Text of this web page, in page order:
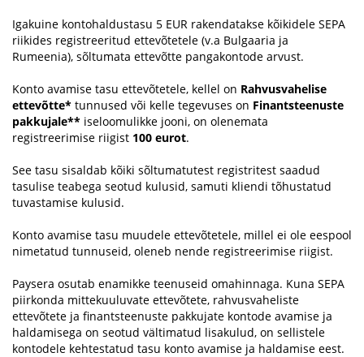
Igakuine kontohaldustasu 5 EUR rakendatakse kõikidele SEPA
riikides registreeritud ettevõtetele (v.a Bulgaaria ja
Rumeenia), sõltumata ettevõtte pangakontode arvust.
Konto avamise tasu ettevõtetele, kellel on Rahvusvahelise
ettevõtte* tunnused või kelle tegevuses on Finantsteenuste
pakkujale** iseloomulikke jooni, on olenemata
registreerimise riigist 100 eurot.
See tasu sisaldab kõiki sõltumatutest registritest saadud
tasulise teabega seotud kulusid, samuti kliendi tõhustatud
tuvastamise kulusid.
Konto avamise tasu muudele ettevõtetele, millel ei ole eespool
nimetatud tunnuseid, oleneb nende registreerimise riigist.
Paysera osutab enamikke teenuseid omahinnaga. Kuna SEPA
piirkonda mittekuuluvate ettevõtete, rahvusvaheliste
ettevõtete ja finantsteenuste pakkujate kontode avamise ja
haldamisega on seotud vältimatud lisakulud, on sellistele
kontodele kehtestatud tasu konto avamise ja haldamise eest.